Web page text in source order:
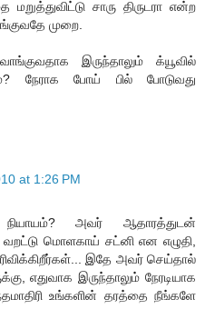
சாரு திருடரா என்ற
முறை.
இருந்தாலும் க்யூவில்
நேராக போய் பில் போடுவது
at 1:26 PM
அவர் ஆதாரத்துடன்
மொளகாய் சட்னி என எழுதி,
இதே அவர் செய்தால்
எதுவாக இருந்தாலும் நேரடியாக
உங்களின் தரத்தை நீங்களே